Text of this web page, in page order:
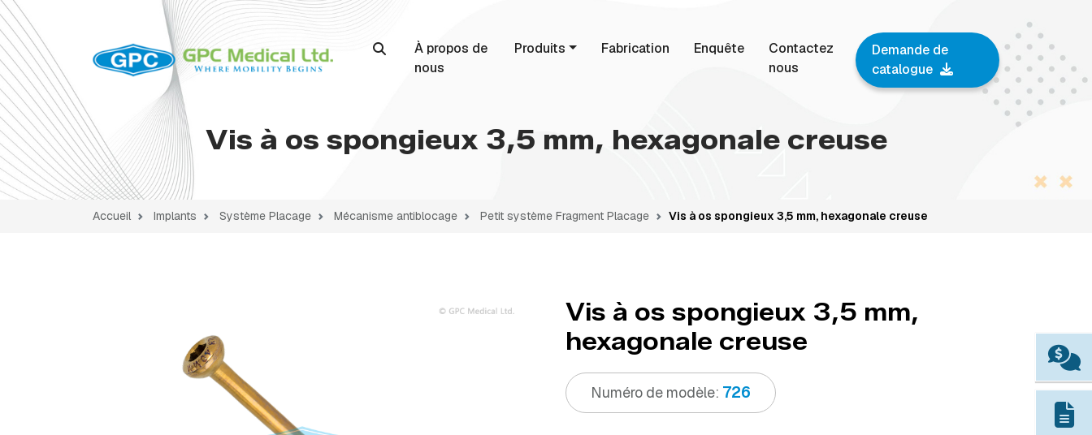
À propos de
nous
Produits Fabrication Enquête
Contactez
nous
Demande de
catalogue
Vis à os spongieux 3,5 mm, hexagonale creuse
Accueil Implants Système Placage Mécanisme antiblocage Petit système Fragment Placage Vis à os spongieux 3,5 mm, hexagonale creuse
Vis à os spongieux 3,5 mm,
hexagonale creuse
Numéro de modèle: 726